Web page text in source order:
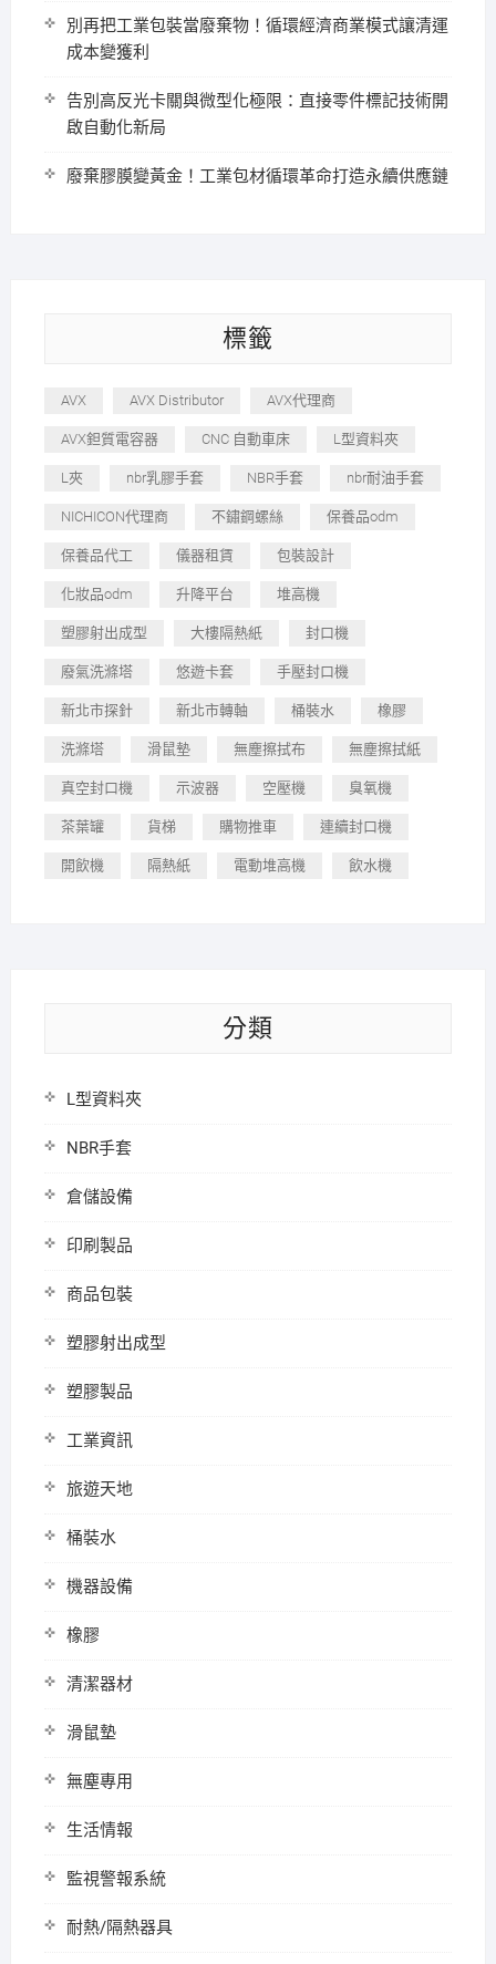
別再把工業包裝當廢棄物！循環經濟商業模式讓清運
成本變獲利
告別高反光卡關與微型化極限：直接零件標記技術開
啟自動化新局
廢棄膠膜變黃金！工業包材循環革命打造永續供應鏈
標籤
AVX AVX Distributor AVX代理商
AVX鉭質電容器 CNC 自動車床 L型資料夾
L夾 nbr乳膠手套 NBR手套 nbr耐油手套
NICHICON代理商 不鏽鋼螺絲 保養品odm
保養品代工 儀器租賃 包裝設計
化妝品odm 升降平台 堆高機
塑膠射出成型 大樓隔熱紙 封口機
廢氣洗滌塔 悠遊卡套 手壓封口機
新北市探針 新北市轉軸 桶裝水 橡膠
洗滌塔 滑鼠墊 無塵擦拭布 無塵擦拭紙
真空封口機 示波器 空壓機 臭氧機
茶葉罐 貨梯 購物推車 連續封口機
開飲機 隔熱紙 電動堆高機 飲水機
分類
L型資料夾
NBR手套
倉儲設備
印刷製品
商品包裝
塑膠射出成型
塑膠製品
工業資訊
旅遊天地
桶裝水
機器設備
橡膠
清潔器材
滑鼠墊
無塵專用
生活情報
監視警報系統
耐熱/隔熱器具